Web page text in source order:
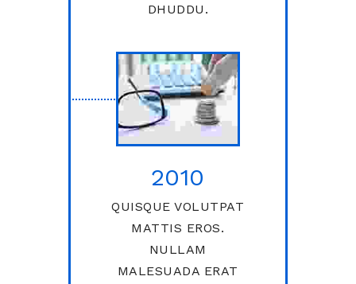
DHUDDU.
2010
QUISQUE VOLUTPAT
MATTIS EROS.
NULLAM
MALESUADA ERAT